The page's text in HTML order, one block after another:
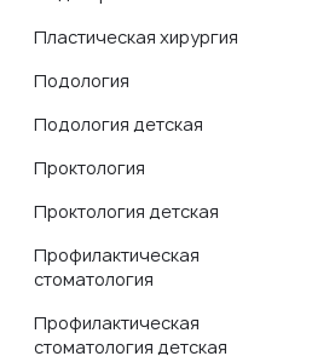
Пластическая хирургия
Подология
Подология детская
Проктология
Проктология детская
Профилактическая
стоматология
Профилактическая
стоматология детская